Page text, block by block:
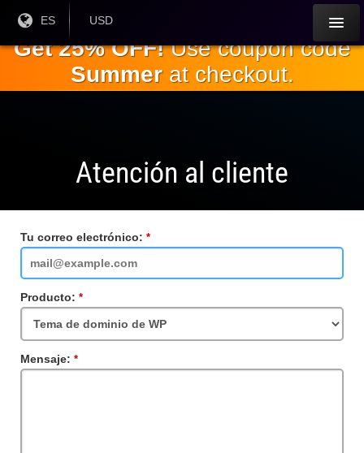
principal.
Idioma
actual:
ES
Moneda
USD
Get 25% OFF!Use coupon code
Summerat checkout.
Atención al cliente
Tu correo electrónico:
requerido
Producto:
requerido
Mensaje:
requerido